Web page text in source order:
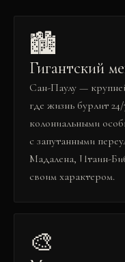
🏙️
Гигантский
Сан-Паулу —
где жизнь бурлит
колониальными
с запутанными
Мадалена, Итаин-
своим характером.
🎨